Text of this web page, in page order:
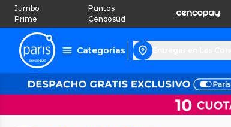
Jumbo
Prime
Puntos
Cencosud
Categorías